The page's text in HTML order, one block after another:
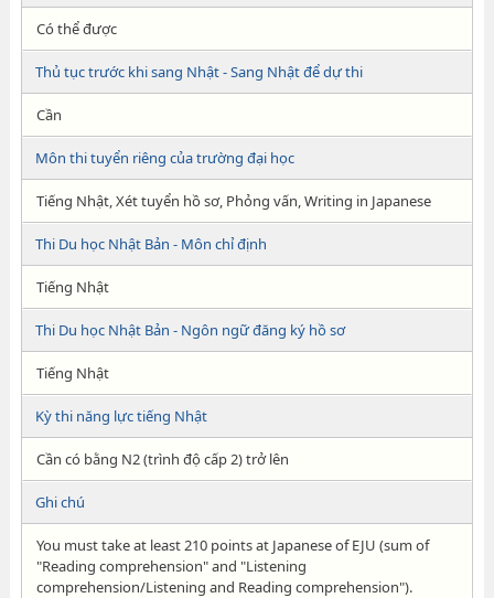
Có thể được
Thủ tục trước khi sang Nhật - Sang Nhật để dự thi
Cần
Môn thi tuyển riêng của trường đại học
Tiếng Nhật, Xét tuyển hồ sơ, Phỏng vấn, Writing in Japanese
Thi Du học Nhật Bản - Môn chỉ định
Tiếng Nhật
Thi Du học Nhật Bản - Ngôn ngữ đăng ký hồ sơ
Tiếng Nhật
Kỳ thi năng lực tiếng Nhật
Cần có bằng N2 (trình độ cấp 2) trở lên
Ghi chú
You must take at least 210 points at Japanese of EJU (sum of
"Reading comprehension" and "Listening
comprehension/Listening and Reading comprehension").